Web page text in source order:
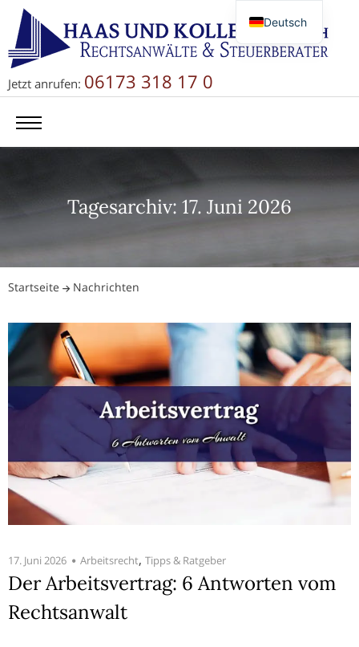
Jetzt anrufen: 06173 318 17 0
Tagesarchiv: 17. Juni 2026
Startseite Nachrichten
17. Juni 2026 Arbeitsrecht, Tipps & Ratgeber
Der Arbeitsvertrag: 6 Antworten vom
Rechtsanwalt
Deutsch
English
简体中文